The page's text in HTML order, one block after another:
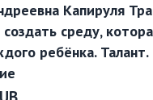
Капируля
среду,
ребёнка. Талант.